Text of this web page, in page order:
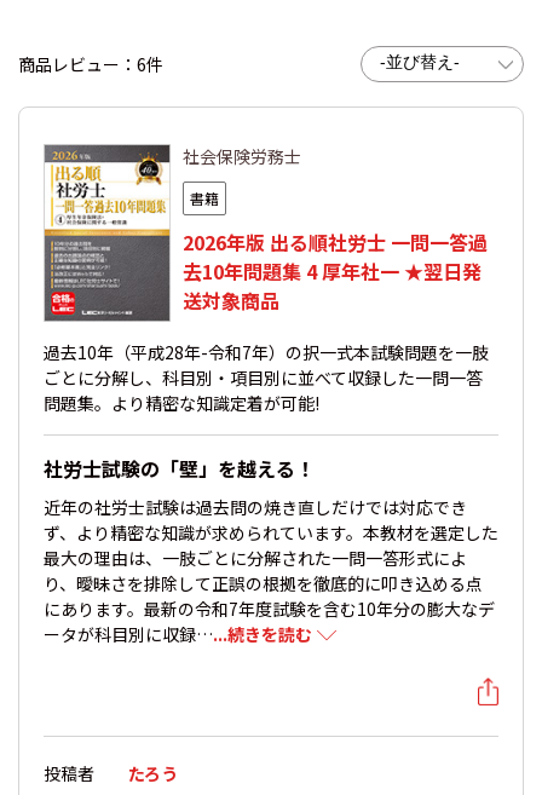
商品レビュー：6件
社会保険労務士
書籍
2026年版 出る順社労士 一問一答過
去10年問題集 4 厚年社一 ★翌日発
送対象商品
過去10年（平成28年-令和7年）の択一式本試験問題を一肢
ごとに分解し、科目別・項目別に並べて収録した一問一答
問題集。より精密な知識定着が可能!
社労士試験の「壁」を越える！
近年の社労士試験は過去問の焼き直しだけでは対応でき
ず、より精密な知識が求められています。本教材を選定した
最大の理由は、一肢ごとに分解された一問一答形式によ
り、曖昧さを排除して正誤の根拠を徹底的に叩き込める点
にあります。最新の令和7年度試験を含む10年分の膨大なデ
ータが科目別に収録…...続きを読む
投稿者 たろう